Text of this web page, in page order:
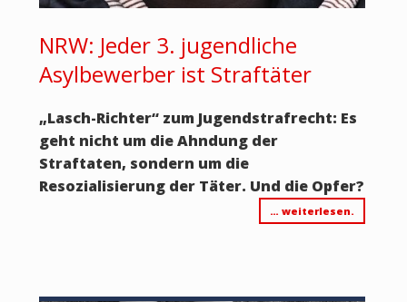
NRW: Jeder 3. jugendliche
Asylbewerber ist Straftäter
„Lasch-Richter“ zum Jugendstrafrecht: Es
geht nicht um die Ahndung der
Straftaten, sondern um die
Resozialisierung der Täter. Und die Opfer?
… weiterlesen.